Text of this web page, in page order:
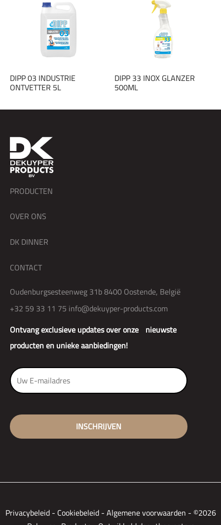
DIPP 03 INDUSTRIE
ONTVETTER 5L
DIPP 33 INOX GLANZER
500ML
Ontvang exclusieve updates over onze nieuwste
producten en unieke aanbiedingen!
PRODUCTEN
OVER ONS
DK DINNER
CONTACT
Oudenburgsesteenweg 31b 8400 Oostende, België
+32 59 33 11 75 info@dekuyper-products.com
Privacybeleid- Cookiebeleid-Algemene voorwaarden - ©2026